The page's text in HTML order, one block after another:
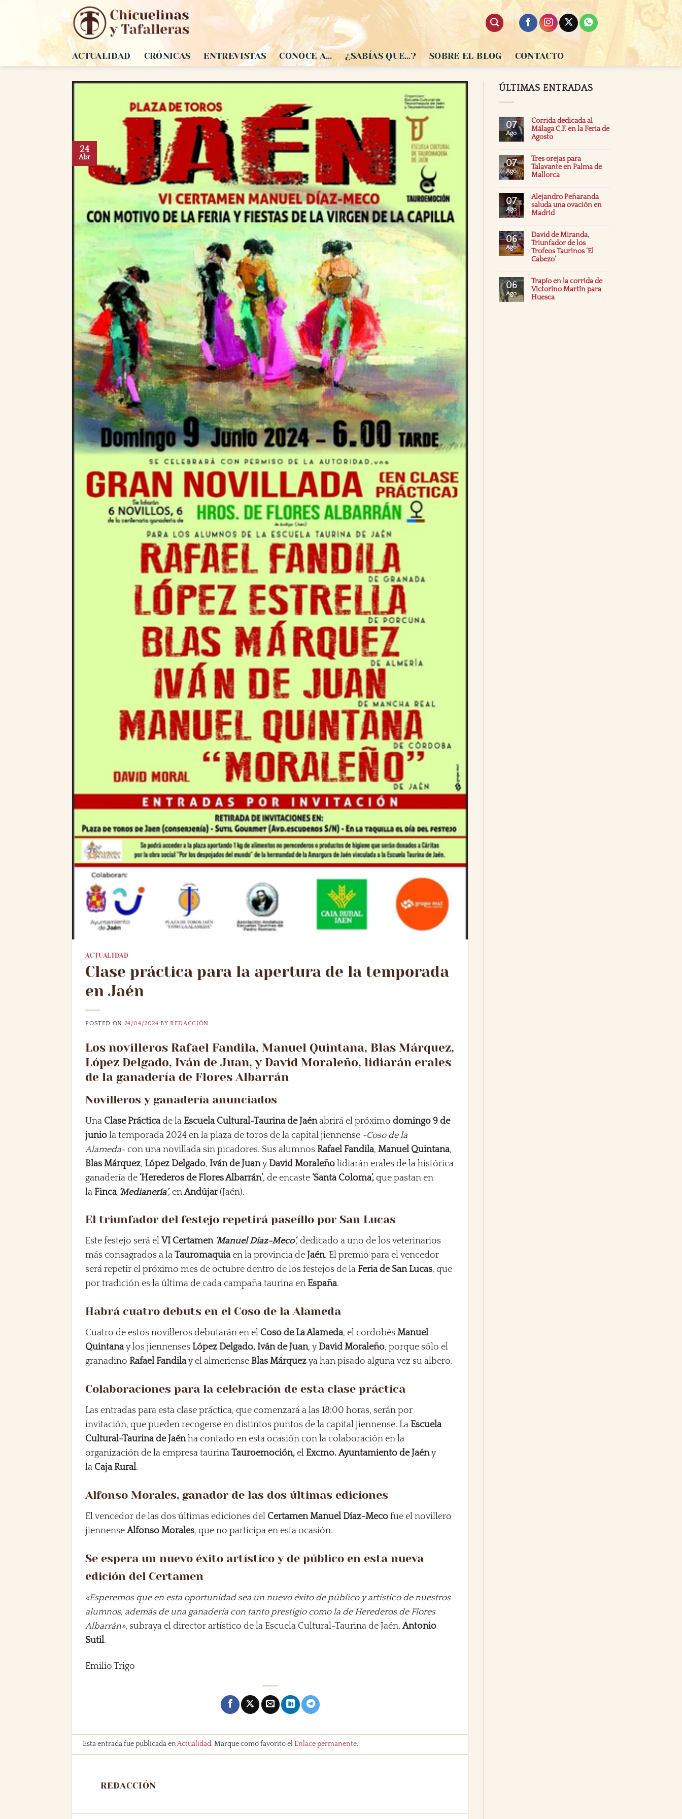
ACTUALIDAD
CRÓNICAS ENTREVISTAS CONOCE A… ¿SABÍAS QUE…? SOBRE EL BLOG CONTACTO
24
Abr
ACTUALIDAD
Clase práctica para la apertura de la temporada
en Jaén
POSTED ON 24/04/2024 BYREDACCIÓN
Los novilleros Rafael Fandila, Manuel Quintana, Blas Márquez,
López Delgado, Iván de Juan, y David Moraleño, lidiarán erales
de la ganadería de Flores Albarrán
Novilleros y ganadería anunciados
Una Clase Prácticade laEscuela Cultural-Taurina de Jaénabrirá el próximodomingo 9 de
junio la temporada 2024 en la plaza de toros de la capital jiennense -Coso de la
Alameda- con una novillada sin picadores. Sus alumnosRafael Fandila, Manuel Quintana,
Blas Márquez, López Delgado, Iván de JuanyDavid Moraleño lidiarán erales de la histórica
ganadería de ‘Herederos de Flores Albarrán’, de encaste ‘Santa Coloma’, que pastan en
laFinca ‘Medianería’, enAndújar(Jaén).
El triunfador del festejo repetirá paseíllo por San Lucas
Este festejo será el VI Certamen ‘Manuel Díaz-Meco’, dedicado a uno de los veterinarios
más consagrados a laTauromaquiaen la provincia de Jaén. El premio para el vencedor
será repetir el próximo mes de octubre dentro de los festejos de laFeria de San Lucas, que
por tradición es la última de cada campaña taurina enEspaña.
Habrá cuatro debuts en el Coso de la Alameda
Cuatro de estos novilleros debutarán en el Coso de La Alameda, el cordobésManuel
Quintanay los jiennensesLópez Delgado, Iván de Juan, yDavid Moraleño, porque sólo el
granadinoRafael Fandilay el almerienseBlas Márquez ya han pisado alguna vez su albero.
Colaboraciones para la celebración de esta clase práctica
Las entradas para esta clase práctica, que comenzará a las 18:00 horas, serán por
invitación, que pueden recogerse en distintos puntos de la capital jiennense. LaEscuela
Cultural-Taurina de Jaénha contado en esta ocasión con la colaboración en la
organización de la empresa taurinaTauroemoción, elExcmo. Ayuntamiento de Jaény
la Caja Rural.
Alfonso Morales, ganador de las dos últimas ediciones
El vencedor de las dos últimas ediciones del Certamen Manuel Díaz-Meco fue el novillero
jiennenseAlfonso Morales, que no participa en esta ocasión.
Se espera un nuevo éxito artístico y de público en esta nueva
edición del Certamen
«Esperemos que en esta oportunidad sea un nuevo éxito de público y artístico de nuestros
alumnos, además de una ganadería con tanto prestigio como la de Herederos de Flores
Albarrán», subraya el director artístico de la Escuela Cultural-Taurina de Jaén,Antonio
Sutil.
Emilio Trigo
Esta entrada fue publicada enActualidad. Marque como favorito elEnlace permanente.
REDACCIÓN
ÚLTIMAS ENTRADAS
07
Ago
Corrida dedicada al
Málaga C.F. en la Feria de
Agosto
07
Ago
Tres orejas para
Talavante en Palma de
Mallorca
07
Ago
Alejandro Peñaranda
saluda una ovación en
Madrid
06
Ago
David de Miranda,
Triunfador de los
Trofeos Taurinos ‘El
Cabezo’
06
Ago
Trapío en la corrida de
Victorino Martín para
Huesca